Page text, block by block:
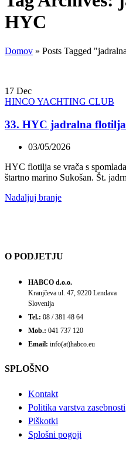
HYC
Domov » Posts Tagged
17 Dec
HINCO YACHTING CLUB
33. HYC jadralna
03/05/2026
HYC flotilja se vrača s
štartno marino Sukošan. Št.
Nadaljuj branje
O PODJETJU
HABCO d.o.o.
Kranjčeva ul. 47, 9220 Lendava
Slovenija
Tel.: 08 / 381 48 64
Mob.: 041 737 120
Email: info(at)habco.eu
SPLOŠNO
Kontakt
Politika varstva zasebnosti
Piškotki
Splošni pogoji